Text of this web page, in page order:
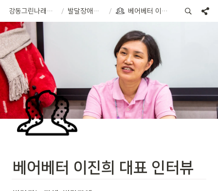
강동그린나래복지센터 리노베이션 / 발달장애인의 일과 삶 / 베어베터 이진희 대표 인터뷰
베어베터 이진희 대표 인터뷰